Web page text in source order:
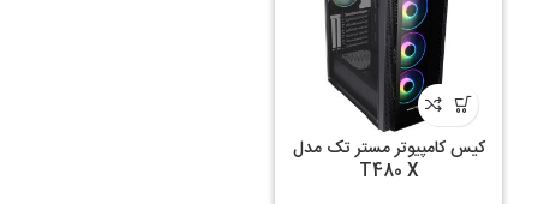
کیس کامپیوتر مستر تک مدل
T480 X